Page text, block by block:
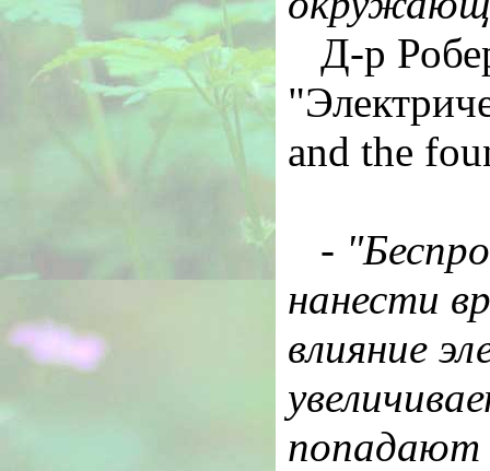
Д-р
and the
-
нанести
влияние
попадают